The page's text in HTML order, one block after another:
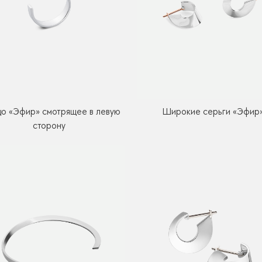
«Эфир» смотрящее в левую
сторону
Широкие серьги